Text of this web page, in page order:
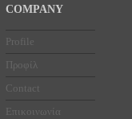
COMPANY
Profile
Προφίλ
Contact
Επικοινωνία